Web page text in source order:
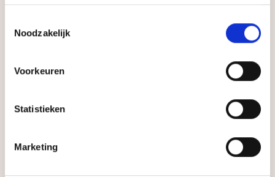
Noodzakelijk
Voorkeuren
Statistieken
Marketing
Andere producten